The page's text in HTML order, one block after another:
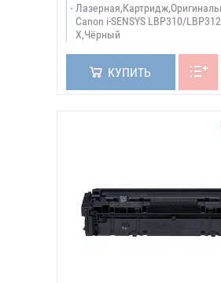
Canon i-SENSYS LBP310/
X,Чёрный
КУПИТЬ